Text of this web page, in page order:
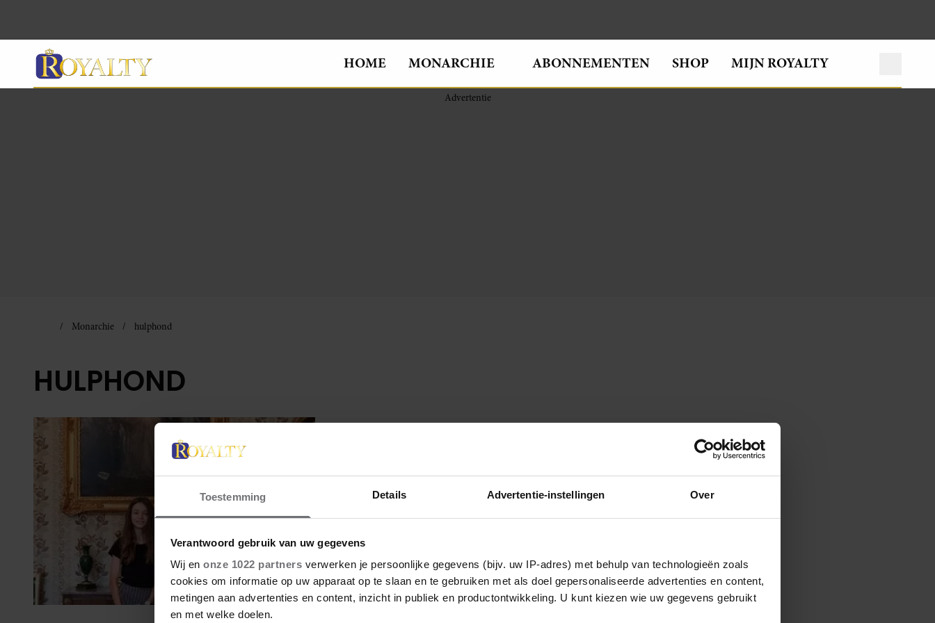
Toestemming Details Advertentie-instellingen Over
Verantwoord gebruik van uw gegevens
Wij en onze 1022 partners verwerken je persoonlijke gegevens (bijv. uw IP-adres) met behulp van technologieën zoals
cookies om informatie op uw apparaat op te slaan en te gebruiken met als doel gepersonaliseerde advertenties en content,
metingen aan advertenties en content, inzicht in publiek en productontwikkeling. U kunt kiezen wie uw gegevens gebruikt
en met welke doelen.
HOME MONARCHIE ABONNEMENTEN SHOP MIJN ROYALTY
Monarchie hulphond
HULPHOND